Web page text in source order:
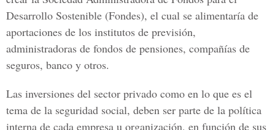
Desarrollo Sostenible (Fondes), el cual se alimentaría de
aportaciones de los institutos de previsión,
administradoras de fondos de pensiones, compañías de
seguros, banco y otros.
Las inversiones del sector privado como en lo que es el
tema de la seguridad social, deben ser parte de la política
interna de cada empresa u organización, en función de sus